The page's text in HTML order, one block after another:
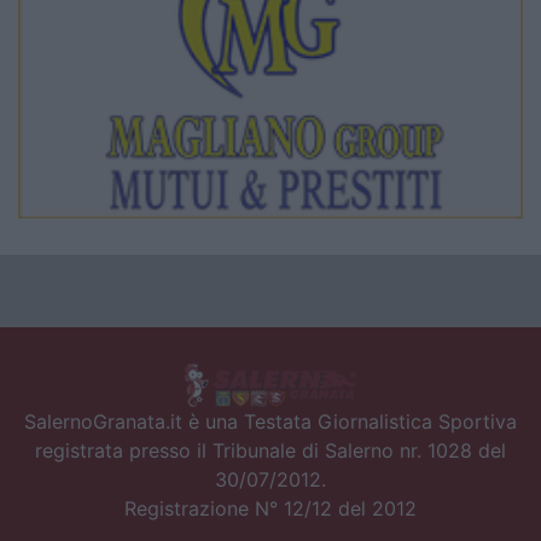
SalernoGranata.it è una Testata Giornalistica Sportiva
registrata presso il Tribunale di Salerno nr. 1028 del
30/07/2012.
Registrazione N° 12/12 del 2012